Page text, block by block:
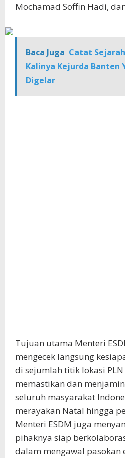
Mochamad Soffin Hadi,
Baca Juga Catat
Kalinya Kejurda Banten
Digelar
Tujuan utama Menteri
mengecek langsung
di sejumlah titik lokasi
memastikan dan
seluruh masyarakat
merayakan Natal hingga
Menteri ESDM juga
pihaknya siap
dalam mengawal pasokan